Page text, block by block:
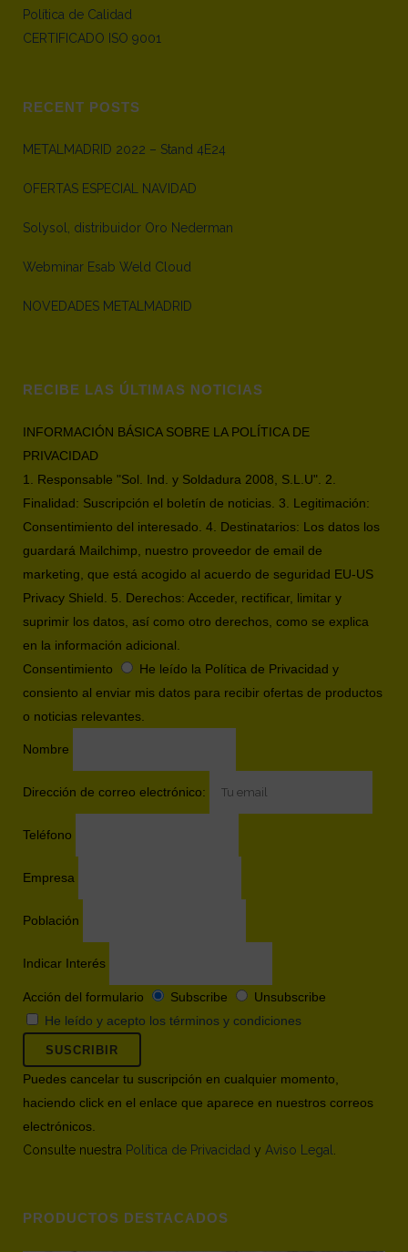
Política de Calidad
CERTIFICADO ISO 9001
RECENT POSTS
METALMADRID 2022 – Stand 4E24
OFERTAS ESPECIAL NAVIDAD
Solysol, distribuidor Oro Nederman
Webminar Esab Weld Cloud
NOVEDADES METALMADRID
RECIBE LAS ÚLTIMAS NOTICIAS
INFORMACIÓN BÁSICA SOBRE LA POLÍTICA DE
PRIVACIDAD
1. Responsable "Sol. Ind. y Soldadura 2008, S.L.U". 2.
Finalidad: Suscripción el boletín de noticias. 3. Legitimación:
Consentimiento del interesado. 4. Destinatarios: Los datos los
guardará Mailchimp, nuestro proveedor de email de
marketing, que está acogido al acuerdo de seguridad EU-US
Privacy Shield. 5. Derechos: Acceder, rectificar, limitar y
suprimir los datos, así como otro derechos, como se explica
en la información adicional.
Consentimiento
He leído la Política de Privacidad y
consiento al enviar mis datos para recibir ofertas de productos
o noticias relevantes.
Nombre
Dirección de correo electrónico:
Teléfono
Empresa
Población
Indicar Interés
Acción del formulario Subscribe
Unsubscribe
He leído y acepto los términos y condiciones
Puedes cancelar tu suscripción en cualquier momento,
haciendo click en el enlace que aparece en nuestros correos
electrónicos.
Consulte nuestra Política de Privacidad y Aviso Legal
PRODUCTOS DESTACADOS